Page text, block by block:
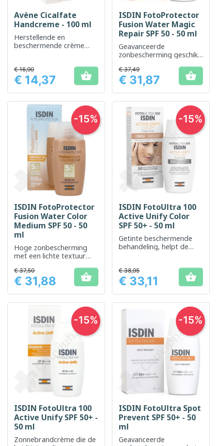
Avène Cicalfate
Handcreme - 100 ml
Herstellende en
beschermende crème
Prijs
€ 16,90
€ 14,37 
ISDIN FotoProtector
Fusion Water Magic
Repair SPF 50 - 50 ml
Geavanceerde
zonbescherming geschikt
de gevoelige
Prijs
€ 37,49
€ 31,87 
ISDIN FotoProtector
Fusion Water Color
Medium SPF 50 - 50
ml
Hoge zonbescherming
met een lichte textuur
Prijs
€ 37,50
€ 31,88 
-15%
ISDIN FotoUltra 100
Active Unify Color
SPF 50+ - 50 ml
Getinte beschermende
behandeling, helpt de
UV-straling.
Prijs
€ 38,95
€ 33,11 
-15%
ISDIN FotoUltra 100
Active Unify SPF 50+ -
50 ml
Zonnebrandcrème die de
-15%
ISDIN FotoUltra Spot
Prevent SPF 50+ - 50
ml
Geavanceerde
-15%